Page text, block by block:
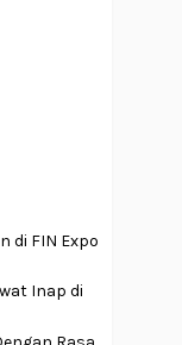
di FIN Expo
Inap di